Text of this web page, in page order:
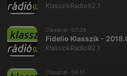
KlasszikRadio92.1
Classical · 07:36
Fidelio Klasszik -
KlasszikRadio92.1
Classical · 06:11